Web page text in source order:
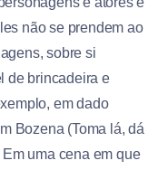
não se prendem ao
sobre si
de brincadeira e
em dado
Bozena (Toma lá, dá
uma cena em que